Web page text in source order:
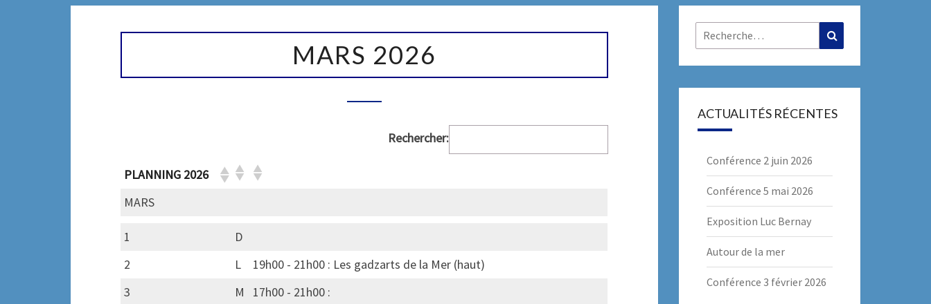
MARS 2026
Rechercher:
PLANNING 2026
MARS
1
D
2
L
19h00 - 21h00 : Les gadzarts de la Mer (haut)
3
M
17h00 - 21h00 :
Rechercher :
ACTUALITÉS RÉCENTES
Conférence 2 juin 2026
Conférence 5 mai 2026
Exposition Luc Bernay
Autour de la mer
Conférence 3 février 2026